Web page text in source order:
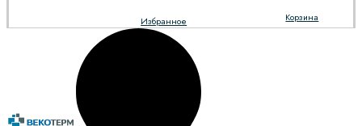
Корзина
Избранное